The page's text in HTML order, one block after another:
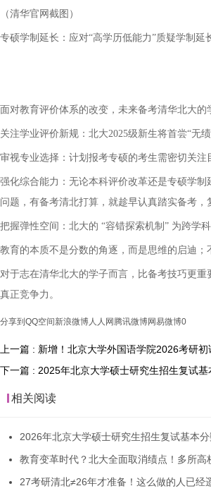
（清华官网截图）
专硕学制延长：应对“高学历低能力”质疑学制延
面对教育评价体系的改变，未来备考清华北大的
关注学业评价新规：北大2025级新生将首尝“无
审视专业选择：计划报考专硕的考生需密切关
强化综合能力：无论本科评价改革还是专硕学
问题，有备考清北打算，就趁早认真踏实备考
把握弹性空间：北大的 “容错探索机制 ” 为跨学
教育的本质不是分数的角逐，而是思维的启迪
对于志在清华北大的学子而言，比备考技巧更
真正竞争力。
分享到 QQ空间 新浪微博人人网 腾讯微博网易微博0
上一篇 : 新增！北京大学外国语学院2026考研初
下一篇 : 2025年北京大学硕士研究生招生复试基
相关阅读
2026年北京大学硕士研究生招生复试基本
教育变革时代？北大全面取消绩点！多所高
27考研清北≠26年才准备！这么做的人已经